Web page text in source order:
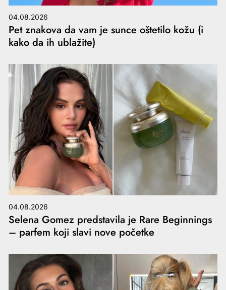
04.08.2026
Pet znakova da vam je sunce oštetilo kožu (i
kako da ih ublažite)
04.08.2026
Selena Gomez predstavila je Rare Beginnings
– parfem koji slavi nove početke